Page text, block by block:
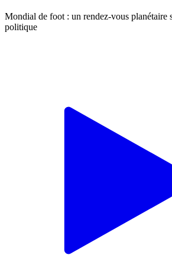
Mondial de foot : un rendez-vous planétaire
politique